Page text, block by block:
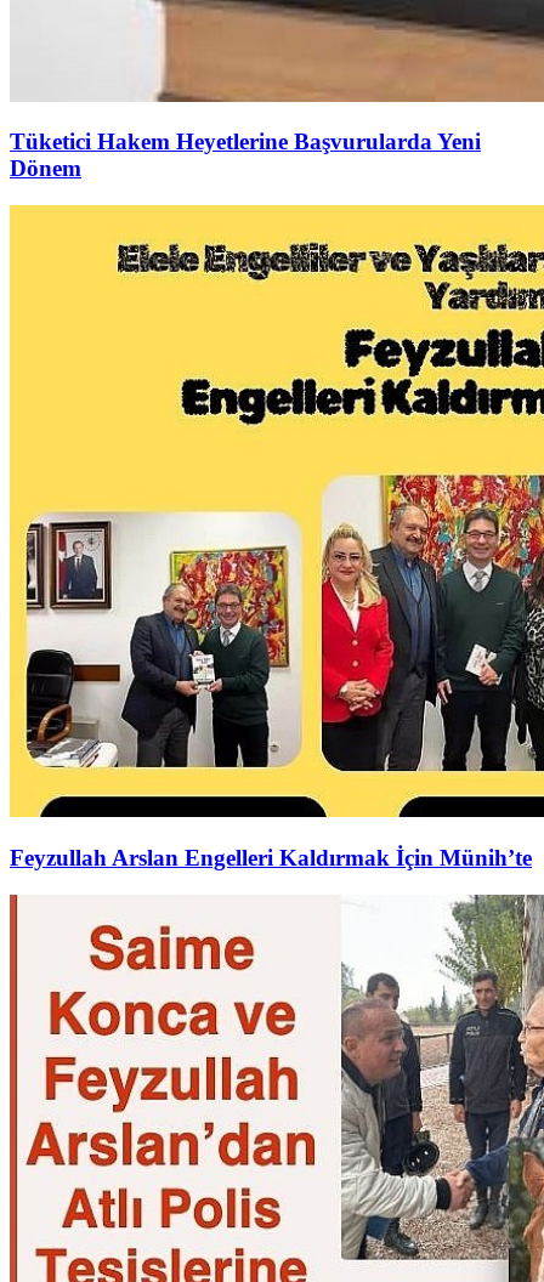
Tüketici Hakem Heyetlerine Başvurularda Yeni
Dönem
Feyzullah Arslan Engelleri Kaldırmak İçin Münih’te